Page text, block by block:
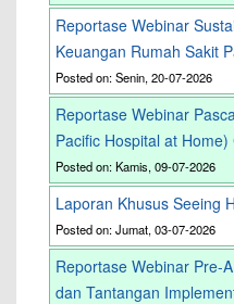
Reportase Webinar
Keuangan Rumah Sakit
Posted on: Senin, 20-07-2026
Reportase Webinar
Pacific Hospital at
Posted on: Kamis, 09-07-2026
Laporan Khusus Seeing
Posted on: Jumat, 03-07-2026
Reportase Webinar Pre-
dan Tantangan